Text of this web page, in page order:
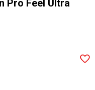
Pro Feel Ultra